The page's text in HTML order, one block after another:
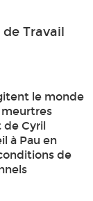
Travail
le monde
meurtres
de Cyril
à Pau en
de